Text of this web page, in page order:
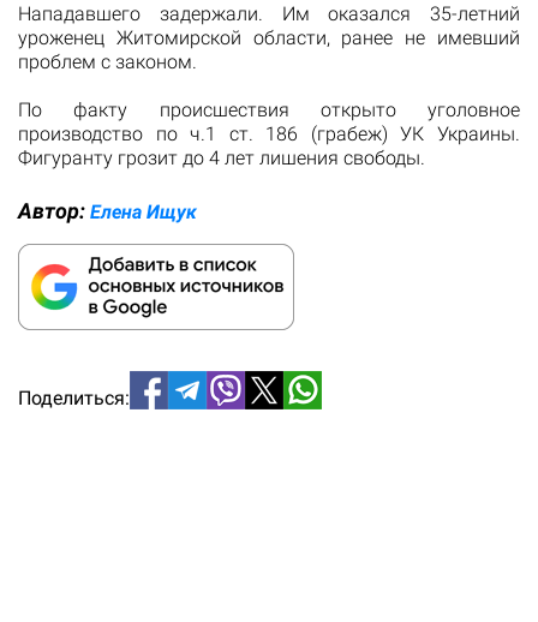
Нападавшего задержали. Им оказался 35-летний
уроженец Житомирской области, ранее не имевший
проблем с законом.
По факту происшествия открыто уголовное
производство по ч.1 ст. 186 (грабеж) УК Украины.
Фигуранту грозит до 4 лет лишения свободы.
Автор: Елена Ищук
Поделиться: